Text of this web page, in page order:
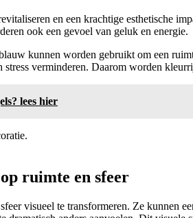
en een krachtige esthetische
ook een gevoel van geluk en energie.
kunnen worden gebruikt om een
stress verminderen. Daarom worden
lees hier
ruimte en sfeer
visueel te transformeren. Ze kunnen